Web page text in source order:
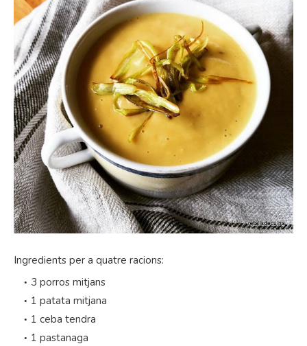
Ingredients per a quatre racions:
3 porros mitjans
1 patata mitjana
1 ceba tendra
1 pastanaga